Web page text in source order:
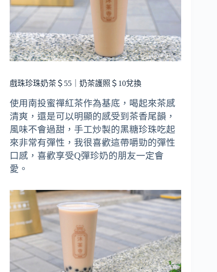
戲珠珍珠奶茶＄55｜奶茶護照＄10兌換
使用南投蜜禪紅茶作為基底，喝起來茶感
清爽，還是可以明顯的感受到茶香尾韻，
風味不會過甜，手工炒製的黑糖珍珠吃起
來非常有彈性，我很喜歡這帶嚼勁的彈性
口感，喜歡享受Q彈珍奶的朋友一定會
愛。